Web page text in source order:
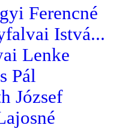
Ferencné
Istvá...
Lenke
Pál
József